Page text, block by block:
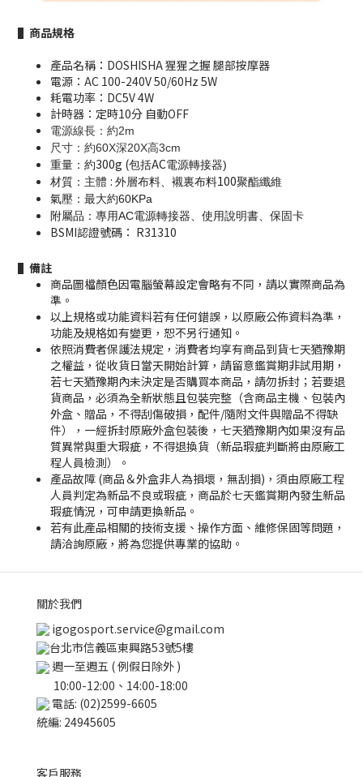
▌商品規格
產品名稱：DOSHISHA 猩猩之握 腿部按摩器
電源：AC 100-240V 50/60Hz 5W
耗電功率：DC5V 4W
計時器：定時10分 自動OFF
電源線長：約2m
尺寸：約60X深20X高3cm
重量：約300g (包括AC電源轉接器)
材質：主體 : 外層布料、襯裏布料100聚酯纖維
氣壓：最大約60KPa
附屬品：專用AC電源轉接器、使用說明書、保固卡
BSMI認證號碼： R31310
▌備註
商品圖檔顏色因電腦螢幕設定會略有不同，請以實際商品為
準。
以上規格或功能資料若有任何錯誤，以原廠公佈資料為準，
功能及規格如有變更，恕不另行通知。
依照消費者保護法規定，消費者均享有商品到貨七天猶豫期
之權益，從收貨日當天開始計算，請留意鑑賞期非試用期，
若七天猶豫期內未決定是否購買本商品，請勿拆封；若要退
貨商品，必須為全新狀態且包裝完整（含商品主機、包裝內
外盒、贈品，不得刮傷破損，配件/隨附文件與贈品不得缺
件），一經拆封原廠外盒包裝後，七天猶豫期內如果沒有品
質異常與重大瑕疵，不得退換貨（新品瑕疵判斷將由原廠工
程人員檢測）。
產品故障 (商品＆外盒非人為損壞，無刮損)，須由原廠工程
人員判定為新品不良或瑕疵，商品於七天鑑賞期內發生新品
瑕疵情況，可申請更換新品。
若有此產品相關的技術支援、操作方面、維修保固等問題，
請洽詢原廠，將為您提供專業的協助。
關於我們
igogosport.service@gmail.com
台北市信義區東興路53號5樓
週一至週五 ( 例假日除外 )
10:00-12:00、14:00-18:00
電話: (02)2599-6605
統編: 24945605
客戶服務